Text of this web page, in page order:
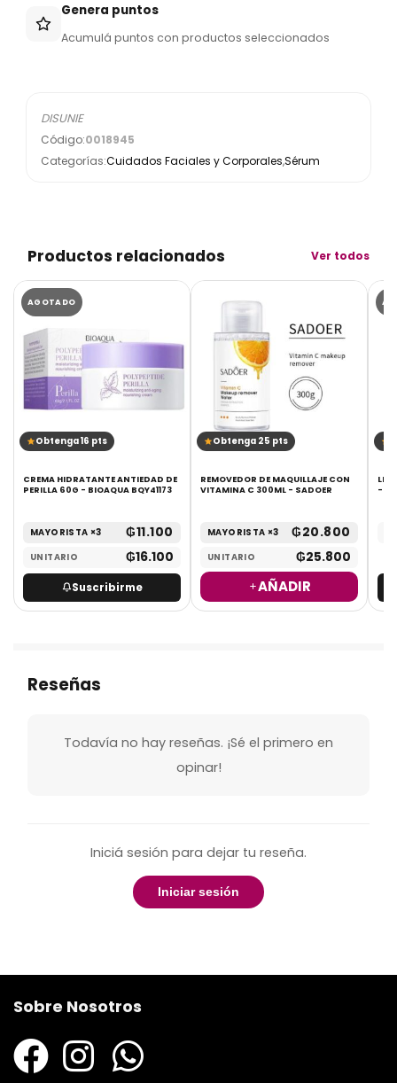
Genera puntos
Acumulá puntos con productos seleccionados
DISUNIE
Código:0018945
Categorías:Cuidados Faciales y Corporales,Sérum
Productos relacionados Ver todos
AGOTADO
Obtenga 16 pts
CREMA HIDRATANTE ANTIEDAD DE
PERILLA 60G - BIOAQUA BQY41173
MAYORISTA ×3 ₲11.100
UNITARIO ₲16.100
Suscribirme
Obtenga 25 pts
REMOVEDOR DE MAQUILLAJE CON
VITAMINA C 300ML - SADOER
MAYORISTA ×3 ₲20.800
UNITARIO ₲25.800
AÑADIR
-
Reseñas
Todavía no hay reseñas. ¡Sé el primero en
opinar!
Iniciá sesión para dejar tu reseña.
Iniciar sesión
Sobre Nosotros